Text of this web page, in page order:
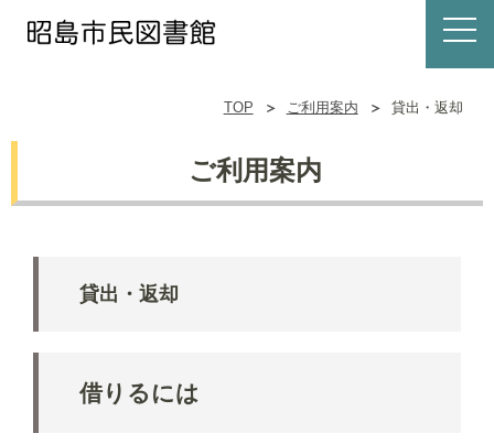
TOP ご利用案内 貸出・返却
ご利用案内
貸出・返却
借りるには